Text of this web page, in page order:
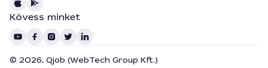
Kövess minket
© 2026, Qjob (WebTech Group Kft.)